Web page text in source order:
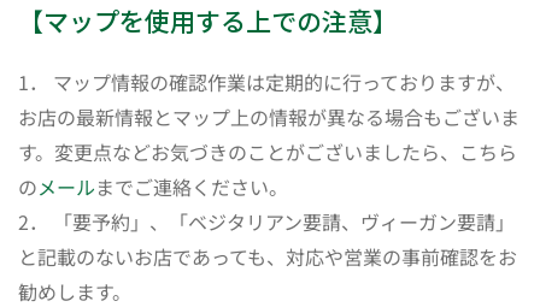
【マップを使用する上での注意】
1． マップ情報の確認作業は定期的に行っておりますが、
お店の最新情報とマップ上の情報が異なる場合もございま
す。変更点などお気づきのことがございましたら、こちら
のメールまでご連絡ください。
2． 「要予約」、「ベジタリアン要請、ヴィーガン要請」
と記載のないお店であっても、対応や営業の事前確認をお
勧めします。